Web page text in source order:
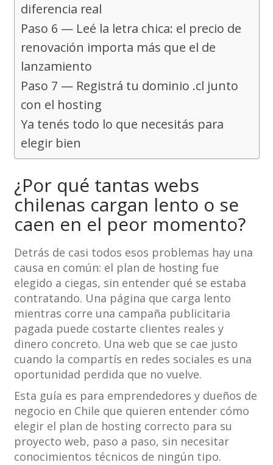
diferencia real
Paso 6 — Leé la letra chica: el precio de
renovación importa más que el de
lanzamiento
Paso 7 — Registrá tu dominio .cl junto
con el hosting
Ya tenés todo lo que necesitás para
elegir bien
¿Por qué tantas webs
chilenas cargan lento o se
caen en el peor momento?
Detrás de casi todos esos problemas hay una
causa en común: el plan de hosting fue
elegido a ciegas, sin entender qué se estaba
contratando. Una página que carga lento
mientras corre una campaña publicitaria
pagada puede costarte clientes reales y
dinero concreto. Una web que se cae justo
cuando la compartís en redes sociales es una
oportunidad perdida que no vuelve.
Esta guía es para emprendedores y dueños de
negocio en Chile que quieren entender cómo
elegir el plan de hosting correcto para su
proyecto web, paso a paso, sin necesitar
conocimientos técnicos de ningún tipo.